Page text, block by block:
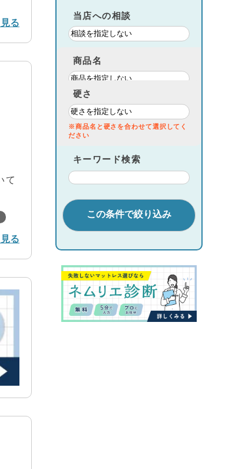
当店への相談
商品名
硬さ
※商品名と硬さを合わせて選択してく
ださい
キーワード検索
る
て
る